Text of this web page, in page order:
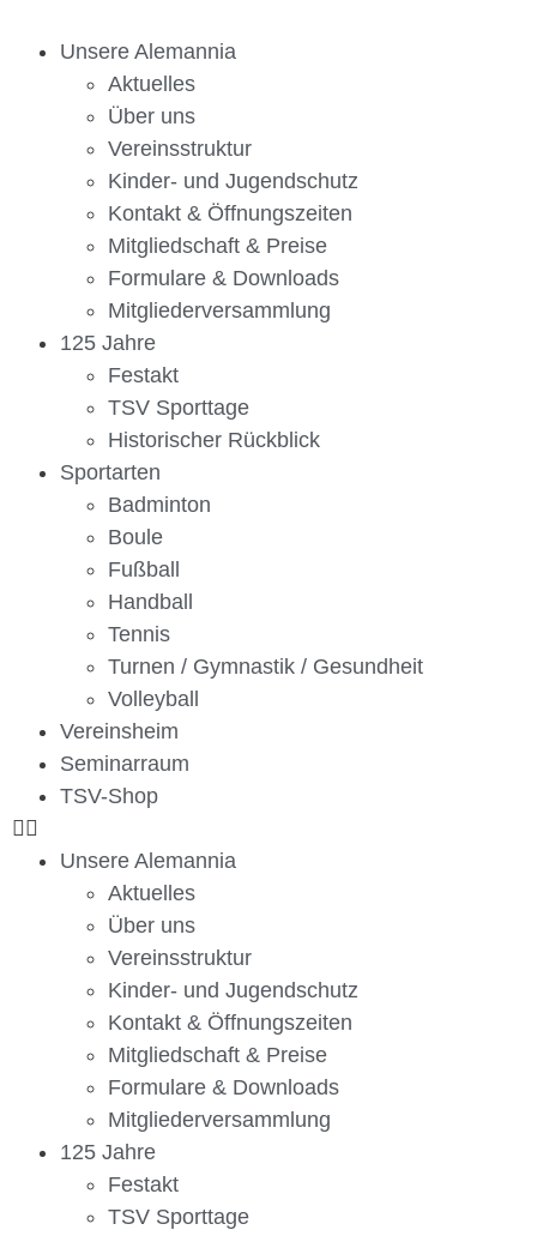
Unsere Alemannia
Aktuelles
Über uns
Vereinsstruktur
Kinder- und Jugendschutz
Kontakt & Öffnungszeiten
Mitgliedschaft & Preise
Formulare & Downloads
Mitgliederversammlung
125 Jahre
Festakt
TSV Sporttage
Historischer Rückblick
Sportarten
Badminton
Boule
Fußball
Handball
Tennis
Turnen / Gymnastik / Gesundheit
Volleyball
Vereinsheim
Seminarraum
TSV-Shop
Unsere Alemannia
Aktuelles
Über uns
Vereinsstruktur
Kinder- und Jugendschutz
Kontakt & Öffnungszeiten
Mitgliedschaft & Preise
Formulare & Downloads
Mitgliederversammlung
125 Jahre
Festakt
TSV Sporttage